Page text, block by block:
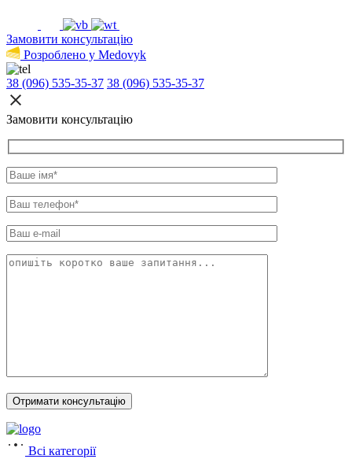
Замовити консультацію
Розроблено у Medovyk
38 (096) 535-35-37 38 (096) 535-35-37
Замовити консультацію
Всі категорії